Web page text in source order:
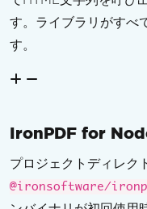
す。ライブラリがすべ
す。
IronPDF for
プロジェクトディレク
@ironsoftware/